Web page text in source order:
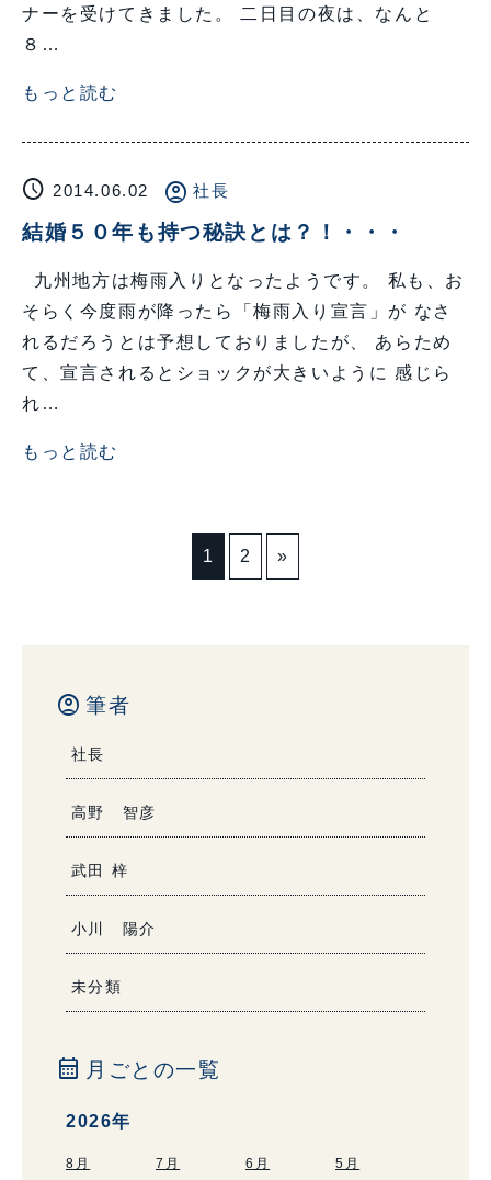
ナーを受けてきました。 二日目の夜は、なんと
８…
もっと読む
schedule 2014.06.02 account_circle 社長
結婚５０年も持つ秘訣とは？！・・・
九州地方は梅雨入りとなったようです。 私も、お
そらく今度雨が降ったら「梅雨入り宣言」が なさ
れるだろうとは予想しておりましたが、 あらため
て、宣言されるとショックが大きいように 感じら
れ…
もっと読む
1 2 »
account_circle 筆者
社長
高野 智彦
武田 梓
小川 陽介
未分類
calendar_month 月ごとの一覧
2026年
8月 7月 6月 5月